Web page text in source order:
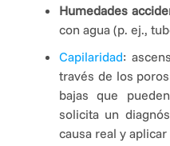
Humedades
con agua (p. ej.,
Capilaridad:
través de los
bajas que
solicita un
causa real y